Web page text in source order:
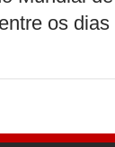
os